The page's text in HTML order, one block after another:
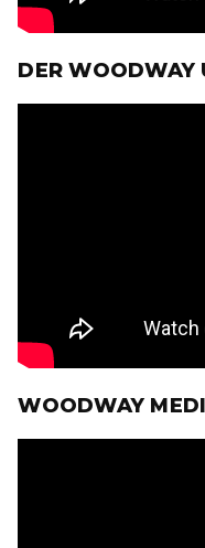
DER WOODWAY
WOODWAY